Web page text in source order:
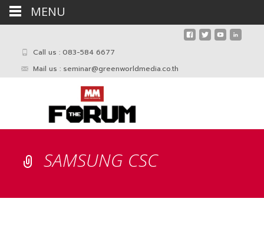
Call us : 083-584 6677
Mail us : seminar@greenworldmedia.co.th
SAMSUNG CSC
MENU